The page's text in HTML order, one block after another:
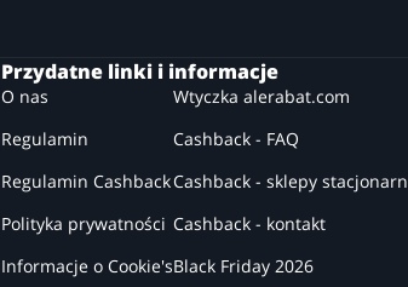
Przydatne linki i informacje
O nas
Regulamin
Regulamin Cashback
Polityka prywatności
Informacje o Cookie's
Wtyczka alerabat.com
Cashback - FAQ
Cashback - sklepy
Cashback - kontakt
Black Friday 2026